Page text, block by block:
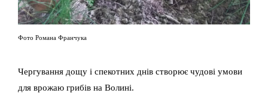
Фото Романа Франчука
Чергування дощу і спекотних днів створює чудові умови
для врожаю грибів на Волині.